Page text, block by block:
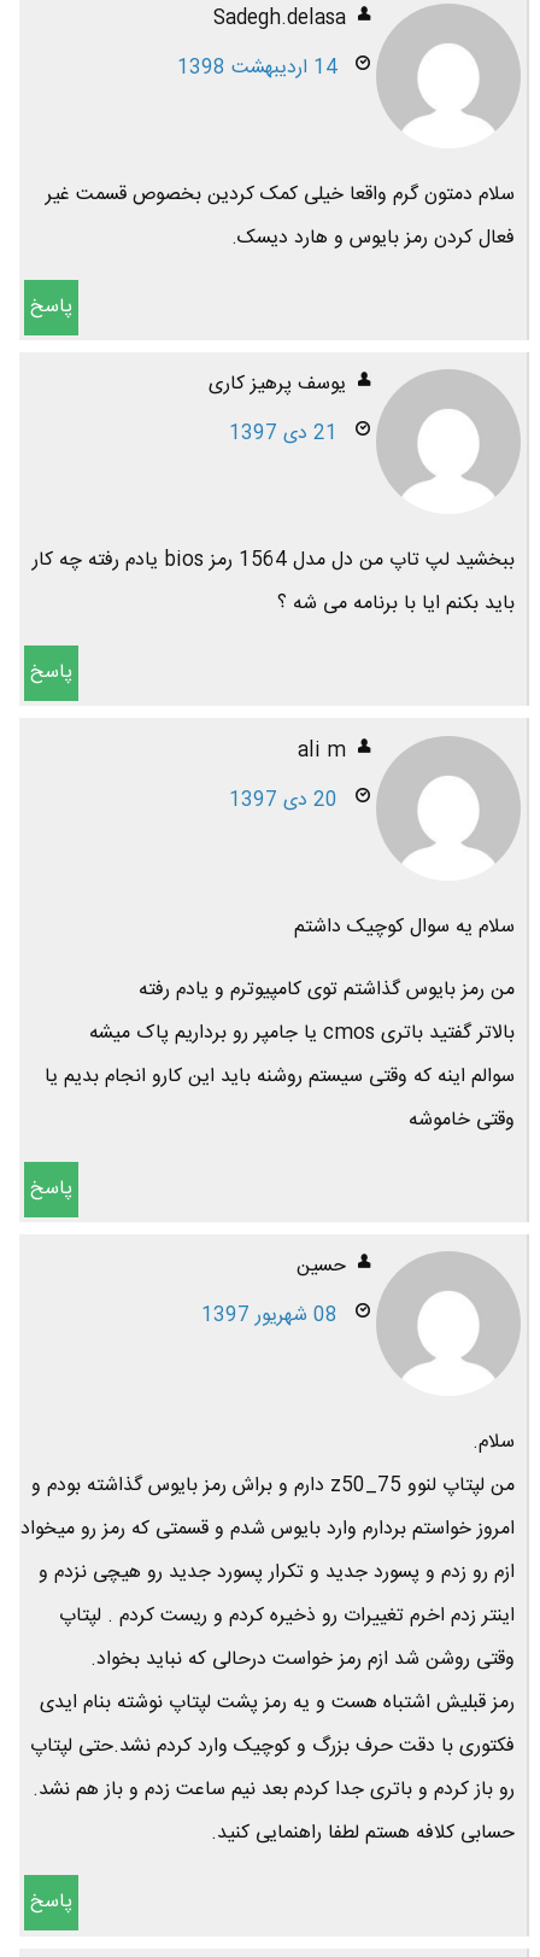
Sadegh.delasa
14 اردیبهشت 1398
سلام دمتون گرم واقعا خیلی کمک کردین بخصوص قسمت غیر
فعال کردن رمز بایوس و هارد دیسک.
پاسخ
یوسف پرهیز کاری
21 دی 1397
ببخشید لپ تاپ من دل مدل 1564 رمز bios یادم رفته چه کار
باید بکنم ایا با برنامه می شه ؟
پاسخ
ali m
20 دی 1397
سلام یه سوال کوچیک داشتم
من رمز بایوس گذاشتم توی کامپیوترم و یادم رفته
بالاتر گفتید باتری cmos یا جامپر رو برداریم پاک میشه
سوالم اینه که وقتی سیستم روشنه باید این کارو انجام بدیم یا
وقتی خاموشه
پاسخ
حسین
08 شهریور 1397
سلام.
من لپتاپ لنوو z50_75 دارم و براش رمز بایوس گذاشته بودم و
امروز خواستم بردارم وارد بایوس شدم و قسمتی که رمز رو میخواد
ازم رو زدم و پسورد جدید و تکرار پسورد جدید رو هیچی نزدم و
اینتر زدم اخرم تغییرات رو ذخیره کردم و ریست کردم . لپتاپ
وقتی روشن شد ازم رمز خواست درحالی که نباید بخواد.
رمز قبلیش اشتباه هست و یه رمز پشت لپتاپ نوشته بنام ایدی
فکتوری با دقت حرف بزرگ و کوچیک وارد کردم نشد.حتی لپتاپ
رو باز کردم و باتری جدا کردم بعد نیم ساعت زدم و باز هم نشد.
حسابی کلافه هستم لطفا راهنمایی کنید.
پاسخ